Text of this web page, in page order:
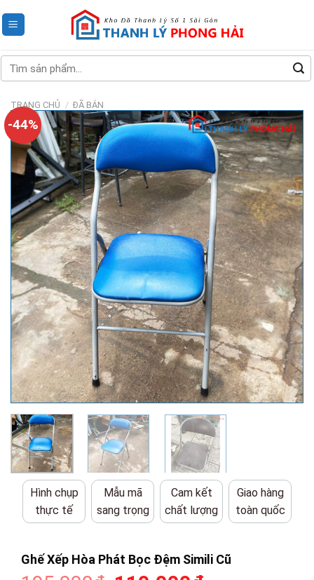
to
Tìm
kiếm:
TRANG CHỦ / ĐÃ BÁN
-44%
Hình chụp
thực tế
Mẫu mã
sang trọng
Cam kết
chất lượng
Giao hàng
toàn quốc
Ghế Xếp Hòa Phát Bọc Đệm Simili Cũ